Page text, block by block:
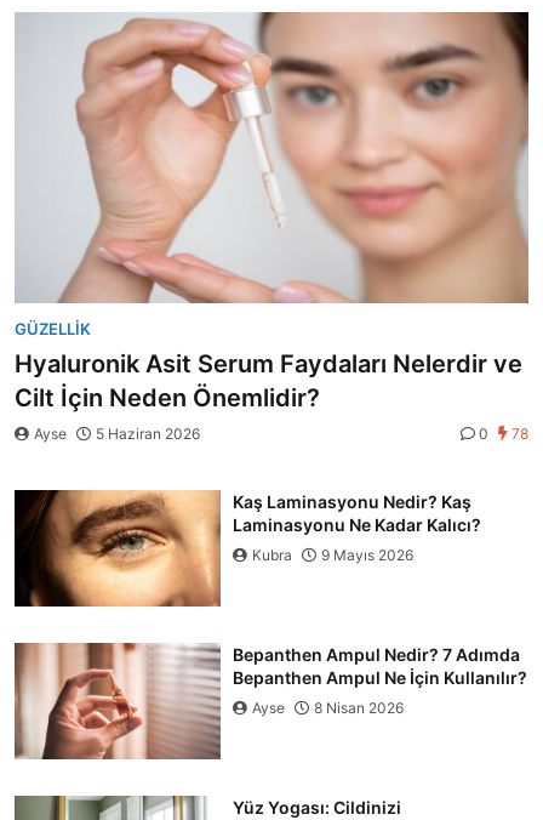
GÜZELLIK
Hyaluronik Asit Serum Faydaları Nelerdir ve
Cilt İçin Neden Önemlidir?
Ayse 5 Haziran 2026 0 78
Kaş Laminasyonu Nedir? Kaş
Laminasyonu Ne Kadar Kalıcı?
Kubra 9 Mayıs 2026
Bepanthen Ampul Nedir? 7 Adımda
Bepanthen Ampul Ne İçin Kullanılır?
Ayse 8 Nisan 2026
Yüz Yogası: Cildinizi